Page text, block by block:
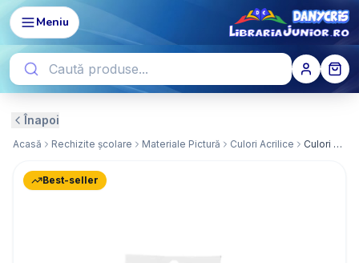
Meniu
Înapoi
Acasă Rechizite școlare Materiale Pictură Culori Acrilice Culori Acril 200ml Sienna Arsa
Best-seller